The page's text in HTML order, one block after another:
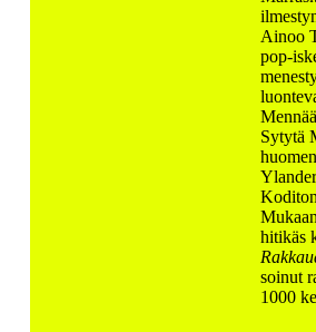
Ainoo
pop-
Sytytä
hitikäs
soinut
1000